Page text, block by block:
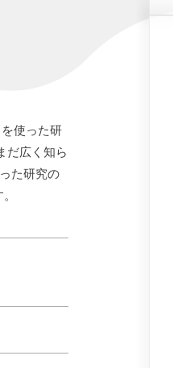
使った研
だ広く知ら
た研究の